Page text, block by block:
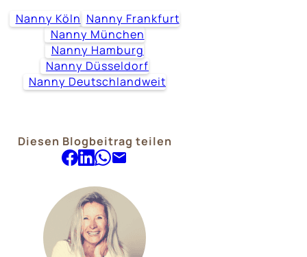
Nanny Köln Nanny Frankfurt
Nanny München
Nanny Hamburg
Nanny Düsseldorf
Nanny Deutschlandweit
Diesen Blogbeitrag teilen